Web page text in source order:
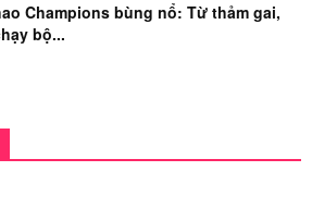
Champions bùng nổ: Từ thảm gai,
bộ...